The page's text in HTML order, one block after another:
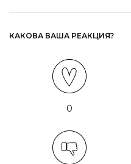
КАКОВА ВАША РЕАКЦИЯ?
0